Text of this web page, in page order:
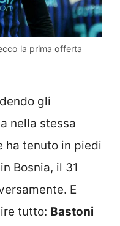
la prima offerta
gli
nella stessa
ha tenuto in piedi
Bosnia, il 31
E
tutto: Bastoni